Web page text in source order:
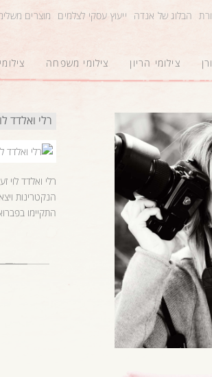
הבלוג של אנדה ייעוץ עסקי לצלמים מוצרים
צילומי הריון צילומי משפחה
רלי ואלדד
רלי ואלדד
הנקטרינות
התקיימו